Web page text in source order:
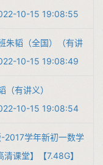
10-15 19:08:55
朱韬（全国）（有讲
10-15 19:08:49
（有讲义）
10-15 19:08:54
-2017学年新初一数学
课堂】【7.48G】